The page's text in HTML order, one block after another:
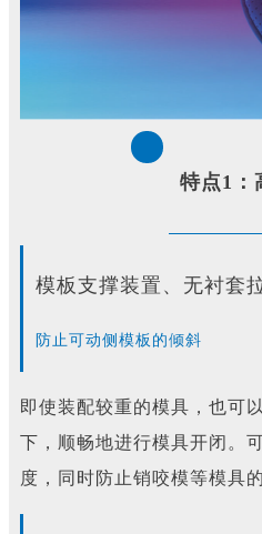
特点1：
模板支撑装置、无衬套
防止可动侧模板的倾斜
即使装配较重的模具，也可
下，顺畅地进行模具开闭。
度，同时防止销咬模等模具